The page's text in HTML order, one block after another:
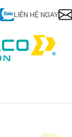
LIÊN HỆ NGAY